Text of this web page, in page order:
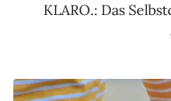
KLARO.: Das